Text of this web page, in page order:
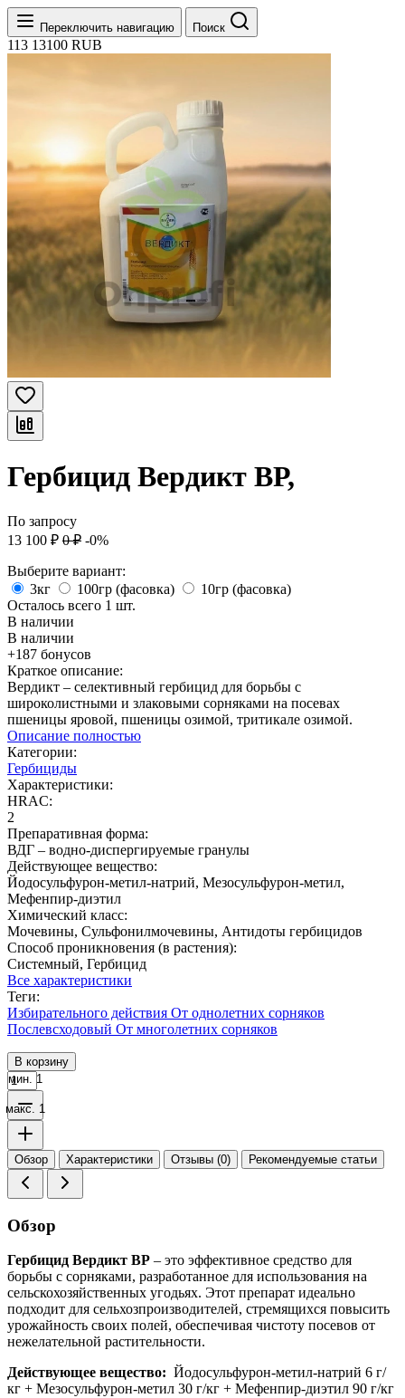
Переключить навигацию Поиск
113 13100 RUB
Гербицид Вердикт ВР,
По запросу
13 100 ₽ 0 ₽ -0%
Выберите вариант:
3кг
100гр (фасовка)
10гр (фасовка)
Осталось всего 1 шт.
В наличии
В наличии
+187 бонусов
Краткое описание:
Вердикт – селективный гербицид для борьбы с
широколистными и злаковыми сорняками на посевах
пшеницы яровой, пшеницы озимой, тритикале озимой.
Описание полностью
Категории:
Гербициды
Характеристики:
HRAC:
2
Препаративная форма:
ВДГ – водно-диспергируемые гранулы
Действующее вещество:
Йодосульфурон-метил-натрий, Мезосульфурон-метил,
Мефенпир-диэтил
Химический класс:
Мочевины, Сульфонилмочевины, Антидоты гербицидов
Способ проникновения (в растения):
Системный, Гербицид
Все характеристики
Теги:
Избирательного действия От однолетних сорняков
Послевсходовый От многолетних сорняков
В корзину
мин. 1
макс. 1
Обзор Характеристики Отзывы (0) Рекомендуемые статьи
Обзор
Гербицид Вердикт ВР – это эффективное средство для
борьбы с сорняками, разработанное для использования на
сельскохозяйственных угодьях. Этот препарат идеально
подходит для сельхозпроизводителей, стремящихся повысить
урожайность своих полей, обеспечивая чистоту посевов от
нежелательной растительности.
Действующее вещество: Йодосульфурон-метил-натрий 6 г/
кг + Мезосульфурон-метил 30 г/кг + Мефенпир-диэтил 90 г/кг